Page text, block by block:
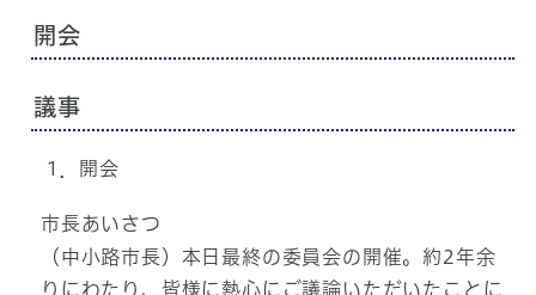
開会
議事
1．開会
市長あいさつ
（中小路市長）本日最終の委員会の開催。約2年余
りにわたり、皆様に熱心にご議論いただいたことに